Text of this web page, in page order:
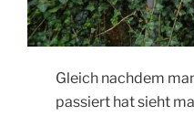
Gleich nachdem
passiert hat sieht